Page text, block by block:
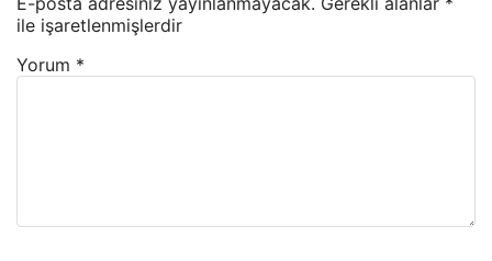
ile işaretlenmişlerdir
Yorum *